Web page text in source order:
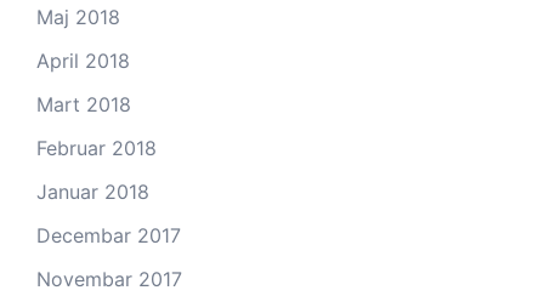
Maj 2018
April 2018
Mart 2018
Februar 2018
Januar 2018
Decembar 2017
Novembar 2017